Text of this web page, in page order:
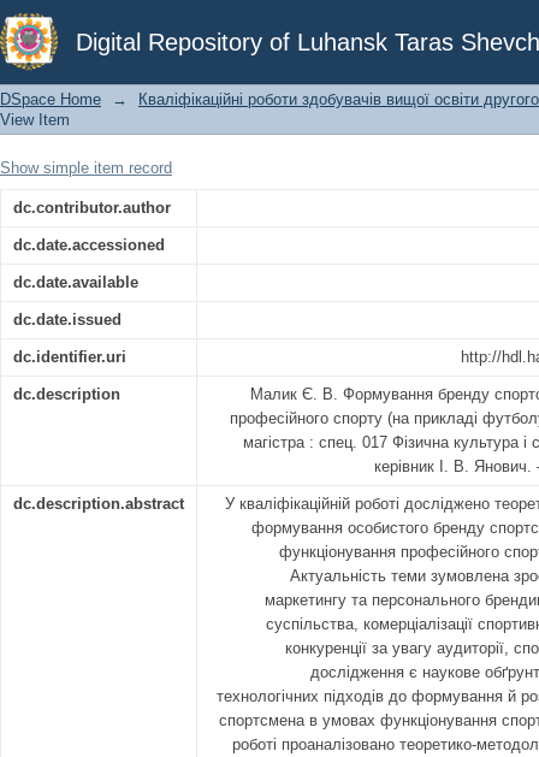
Digital Repository of Luhansk Taras
Формування бренду спортсмена як
прикладі футболу)
DSpace Home →
Кваліфікаційні роботи здобувачів вищої освіти
View Item
Show simple item record
dc.contributor.author
dc.date.accessioned
dc.date.available
dc.date.issued
dc.identifier.uri http://
dc.description
Малик Є. В. Формування бренду
професійного спорту (на прикладі
магістра : спец. 017 Фізична культура
керівник І. В.
dc.description.abstract
У кваліфікаційній роботі досліджено
формування особистого бренду
функціонування професійного
Актуальність теми зумовлена
маркетингу та персонального
суспільства, комерціалізації
конкуренції за увагу аудиторії,
дослідження є наукове
технологічних підходів до формування й
спортсмена в умовах функціонування
роботі проаналізовано теоретико-